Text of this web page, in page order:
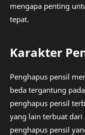
mengapa penting
tepat.
Karakter
Penghapus pensil
beda tergantung
penghapus pensil
yang lain terbuat dari
penghapus pensil